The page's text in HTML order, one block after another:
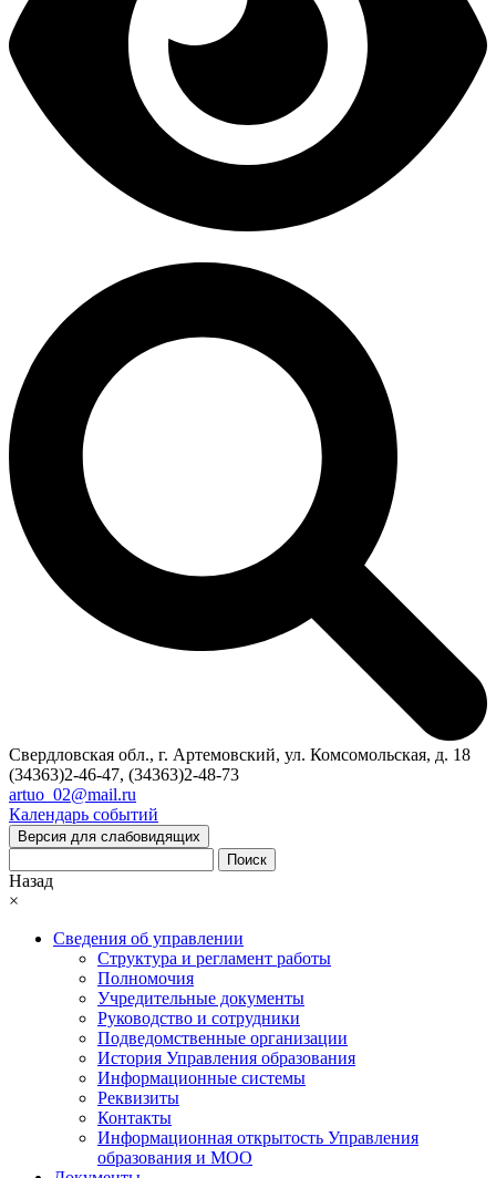
Свердловская обл., г. Артемовский, ул. Комсомольская, д. 18
(34363)2-46-47, (34363)2-48-73
artuo_02@mail.ru
Календарь событий
Версия для слабовидящих
Поиск
Назад
×
Сведения об управлении
Структура и регламент работы
Полномочия
Учредительные документы
Руководство и сотрудники
Подведомственные организации
История Управления образования
Информационные системы
Реквизиты
Контакты
Информационная открытость Управления
образования и МОО